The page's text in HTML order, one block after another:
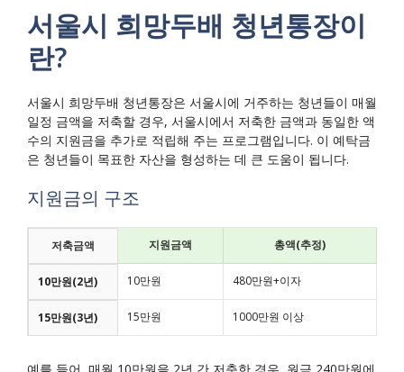
서울시 희망두배 청년통장이
란?
서울시 희망두배 청년통장은 서울시에 거주하는 청년들이 매월
일정 금액을 저축할 경우, 서울시에서 저축한 금액과 동일한 액
수의 지원금을 추가로 적립해 주는 프로그램입니다. 이 예탁금
은 청년들이 목표한 자산을 형성하는 데 큰 도움이 됩니다.
지원금의 구조
저축금액 지원금액 총액(추정)
10만원(2년) 10만원 480만원+이자
15만원(3년) 15만원 1000만원 이상
예를 들어, 매월 10만원을 2년 간 저축한 경우, 원금 240만원에